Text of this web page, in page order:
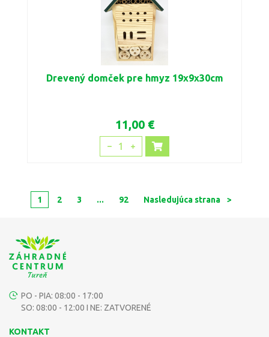
Drevený domček pre hmyz 19x9x30cm
11,00 €
1
1 2 3 ... 92 Nasledujúca strana >
PO - PIA: 08:00 - 17:00
SO: 08:00 - 12:00 I NE: ZATVORENÉ
KONTAKT